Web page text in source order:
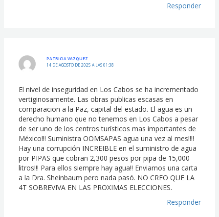
Responder
PATRICIA VAZQUEZ
14 DE AGOSTO DE 2025 A LAS 01:38
El nivel de inseguridad en Los Cabos se ha incrementado
vertiginosamente. Las obras publicas escasas en
comparacion a la Paz, capital del estado. El agua es un
derecho humano que no tenemos en Los Cabos a pesar
de ser uno de los centros turísticos mas importantes de
México!!! Suministra OOMSAPAS agua una vez al mes!!!!
Hay una corrupción INCREIBLE en el suministro de agua
por PIPAS que cobran 2,300 pesos por pipa de 15,000
litros!!! Para ellos siempre hay agua!! Enviamos una carta
a la Dra. Sheinbaum pero nada pasó. NO CREO QUE LA
4T SOBREVIVA EN LAS PROXIMAS ELECCIONES.
Responder